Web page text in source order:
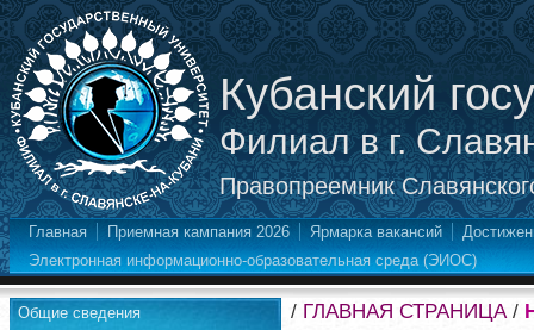
Кубанский
Филиал в г.
Правопреемник
Главная Приемная кампания 2026 Ярмарка вакансий
Электронная информационно-образовательная среда (ЭИОС)
Общие сведения
/ ГЛАВНАЯ СТРАНИЦА/